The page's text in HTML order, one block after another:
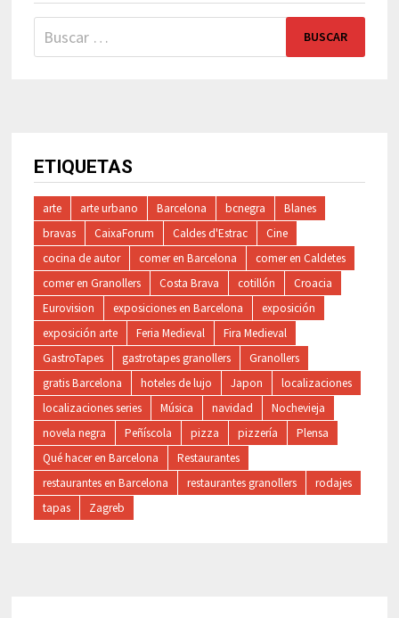
Buscar:
ETIQUETAS
arte arte urbano Barcelona bcnegra
Blanes
bravas
CaixaForum Caldes d'Estrac
Cine
cocina de autor
comer en Barcelona
comer en Caldetes
comer en Granollers
Costa Brava cotillón
Croacia
Eurovision
exposiciones en Barcelona
exposición
exposición arte
Feria Medieval
Fira Medieval
GastroTapes
gastrotapes granollers
Granollers
gratis Barcelona
hoteles de lujo Japon
localizaciones
localizaciones series
Música navidad
Nochevieja
novela negra
Peñíscola pizza pizzería
Plensa
Qué hacer en Barcelona
Restaurantes
restaurantes en Barcelona
restaurantes granollers
rodajes
tapas
Zagreb